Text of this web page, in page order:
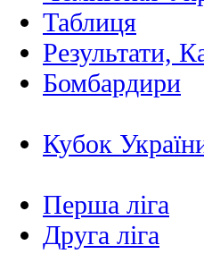
Таблиця
Результати,
Бомбардири
Кубок
Перша ліга
Друга ліга